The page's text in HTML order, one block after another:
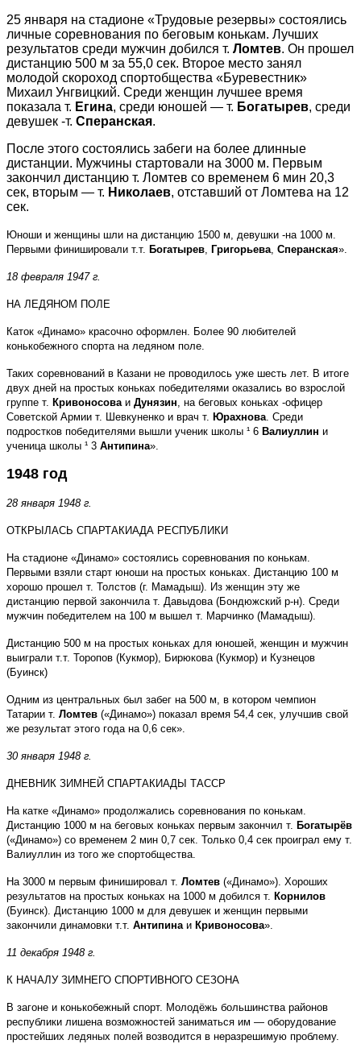
25 января на стадионе «Трудовые резервы» состоялись
личные соревнования по беговым конькам. Лучших
результатов среди мужчин добился т. Ломтев. Он прошел
дистанцию 500 м за 55,0 сек. Второе место занял
молодой скороход спортобщества «Буревестник»
Михаил Унгвицкий. Среди женщин лучшее время
показала т. Егина, среди юношей — т. Богатырев, среди
девушек -т. Сперанская.
После этого состоялись забеги на более длинные
дистанции. Мужчины стартовали на 3000 м. Первым
закончил дистанцию т. Ломтев со временем 6 мин 20,3
сек, вторым — т. Николаев, отставший от Ломтева на 12
сек.
Юноши и женщины шли на дистанцию 1500 м, девушки -на 1000 м.
Первыми финишировали т.т. Богатырев Григорьева Сперанская».
18 февраля 1947 г.
НА ЛЕДЯНОМ ПОЛЕ
Каток «Динамо» красочно оформлен. Более 90 любителей
конькобежного спорта на ледяном поле.
Таких соревнований в Казани не проводилось уже шесть лет. В итоге
двух дней на простых коньках победителями оказались во взрослой
группе т. Кривоносова и Дунязин , на беговых коньках -офицер
Советской Армии т. Шевкуненко и врач т. Юрахнова . Среди
подростков победителями вышли ученик школы ¹ 6 Валиуллин и
ученица школы ¹ 3 Антипина».
1948 год
28 января 1948 г.
ОТКРЫЛАСЬ СПАРТАКИАДА РЕСПУБЛИКИ
На стадионе «Динамо» состоялись соревнования по конькам.
Первыми взяли старт юноши на простых коньках. Дистанцию 100 м
хорошо прошел т. Толстов (г. Мамадыш). Из женщин эту же
дистанцию первой закончила т. Давыдова (Бондюжский р-н). Среди
мужчин победителем на 100 м вышел т. Марчинко (Мамадыш).
Дистанцию 500 м на простых коньках для юношей, женщин и мужчин
выиграли т.т. Торопов (Кукмор), Бирюкова (Кукмор) и Кузнецов
(Буинск)
Одним из центральных был забег на 500 м, в котором чемпион
Татарии т. Ломтев («Динамо») показал время 54,4 сек, улучшив свой
же результат этого года на 0,6 сек».
30 января 1948 г.
ДНЕВНИК ЗИМНЕЙ СПАРТАКИАДЫ ТАССР
На катке «Динамо» продолжались соревнования по конькам.
Дистанцию 1000 м на беговых коньках первым закончил т. Богатырёв
(«Динамо») со временем 2 мин 0,7 сек. Только 0,4 сек проиграл ему т.
Валиуллин из того же спортобщества.
На 3000 м первым финишировал т. Ломтев («Динамо»). Хороших
результатов на простых коньках на 1000 м добился т. Корнилов
(Буинск). Дистанцию 1000 м для девушек и женщин первыми
закончили динамовки т.т. Антипина и Кривоносова».
11 декабря 1948 г.
К НАЧАЛУ ЗИМНЕГО СПОРТИВНОГО СЕЗОНА
В загоне и конькобежный спорт. Молодёжь большинства районов
республики лишена возможностей заниматься им — оборудование
простейших ледяных полей возводится в неразрешимую проблему.